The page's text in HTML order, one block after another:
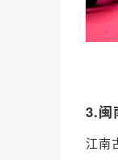
3.闽
江南